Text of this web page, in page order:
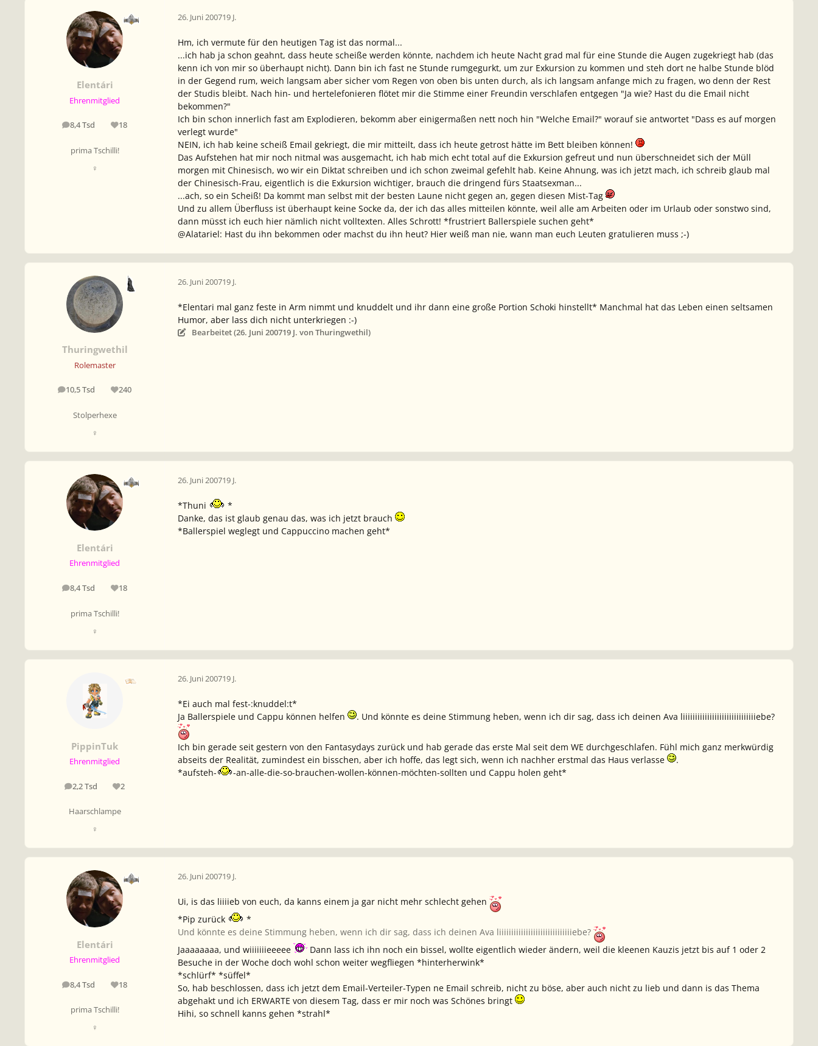
Elentári
Ehrenmitglied
8,4 Tsd
Beiträge 18
Reputation
prima Tschilli!
♀
26. Juni 200719 J.
Hm, ich vermute für den heutigen Tag ist das normal...
...ich hab ja schon geahnt, dass heute scheiße werden könnte, nachdem ich heute Nacht grad mal für eine Stunde die Augen zugekriegt hab (das
kenn ich von mir so überhaupt nicht). Dann bin ich fast ne Stunde rumgegurkt, um zur Exkursion zu kommen und steh dort ne halbe Stunde blöd
in der Gegend rum, weich langsam aber sicher vom Regen von oben bis unten durch, als ich langsam anfange mich zu fragen, wo denn der Rest
der Studis bleibt. Nach hin- und hertelefonieren flötet mir die Stimme einer Freundin verschlafen entgegen "Ja wie? Hast du die Email nicht
bekommen?"
Ich bin schon innerlich fast am Explodieren, bekomm aber einigermaßen nett noch hin "Welche Email?" worauf sie antwortet "Dass es auf morgen
verlegt wurde"
NEIN, ich hab keine scheiß Email gekriegt, die mir mitteilt, dass ich heute getrost hätte im Bett bleiben können!
Das Aufstehen hat mir noch nitmal was ausgemacht, ich hab mich echt total auf die Exkursion gefreut und nun überschneidet sich der Müll
morgen mit Chinesisch, wo wir ein Diktat schreiben und ich schon zweimal gefehlt hab. Keine Ahnung, was ich jetzt mach, ich schreib glaub mal
der Chinesisch-Frau, eigentlich is die Exkursion wichtiger, brauch die dringend fürs Staatsexman...
...ach, so ein Scheiß! Da kommt man selbst mit der besten Laune nicht gegen an, gegen diesen Mist-Tag
Und zu allem Überfluss ist überhaupt keine Socke da, der ich das alles mitteilen könnte, weil alle am Arbeiten oder im Urlaub oder sonstwo sind,
dann müsst ich euch hier nämlich nicht volltexten. Alles Schrott! *frustriert Ballerspiele suchen geht*
@Alatariel: Hast du ihn bekommen oder machst du ihn heut? Hier weiß man nie, wann man euch Leuten gratulieren muss ;-)
Thuringwethil
Rolemaster
10,5 Tsd
Beiträge 240
Reputation
Stolperhexe
♀
26. Juni 200719 J.
*Elentari mal ganz feste in Arm nimmt und knuddelt und ihr dann eine große Portion Schoki hinstellt* Manchmal hat das Leben einen seltsamen
Humor, aber lass dich nicht unterkriegen :-)
Bearbeitet (26. Juni 200719 J. von Thuringwethil)
Elentári
Ehrenmitglied
8,4 Tsd
Beiträge 18
Reputation
prima Tschilli!
♀
26. Juni 200719 J.
*Thuni
*
Danke, das ist glaub genau das, was ich jetzt brauch
*Ballerspiel weglegt und Cappuccino machen geht*
PippinTuk
Ehrenmitglied
2,2 Tsd
Beiträge 2
Reputation
Haarschlampe
♀
26. Juni 200719 J.
*Ei auch mal fest-:knuddel:t*
Ja Ballerspiele und Cappu können helfen
. Und könnte es deine Stimmung heben, wenn ich dir sag, dass ich deinen Ava liiiiiiiiiiiiiiiiiiiiiiiiiiiiiiebe?
Ich bin gerade seit gestern von den Fantasydays zurück und hab gerade das erste Mal seit dem WE durchgeschlafen. Fühl mich ganz merkwürdig
abseits der Realität, zumindest ein bisschen, aber ich hoffe, das legt sich, wenn ich nachher erstmal das Haus verlasse
.
*aufsteh-
-an-alle-die-so-brauchen-wollen-können-möchten-sollten und Cappu holen geht*
Elentári
Ehrenmitglied
8,4 Tsd
Beiträge 18
Reputation
prima Tschilli!
♀
26. Juni 200719 J.
Ui, is das liiiieb von euch, da kanns einem ja gar nicht mehr schlecht gehen
*Pip zurück
*
Und könnte es deine Stimmung heben, wenn ich dir sag, dass ich deinen Ava liiiiiiiiiiiiiiiiiiiiiiiiiiiiiiebe?
Jaaaaaaaa, und wiiiiiiieeeee
Dann lass ich ihn noch ein bissel, wollte eigentlich wieder ändern, weil die kleenen Kauzis jetzt bis auf 1 oder 2
Besuche in der Woche doch wohl schon weiter wegfliegen *hinterherwink*
*schlürf* *süffel*
So, hab beschlossen, dass ich jetzt dem Email-Verteiler-Typen ne Email schreib, nicht zu böse, aber auch nicht zu lieb und dann is das Thema
abgehakt und ich ERWARTE von diesem Tag, dass er mir noch was Schönes bringt
Hihi, so schnell kanns gehen *strahl*